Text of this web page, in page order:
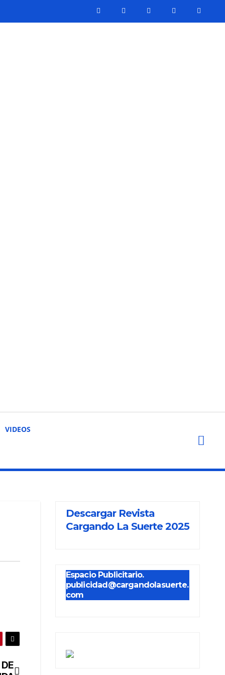
VIDEOS
Descargar Revista
Cargando La Suerte 2025
Espacio Publicitario.
publicidad@cargandolasuerte.
com